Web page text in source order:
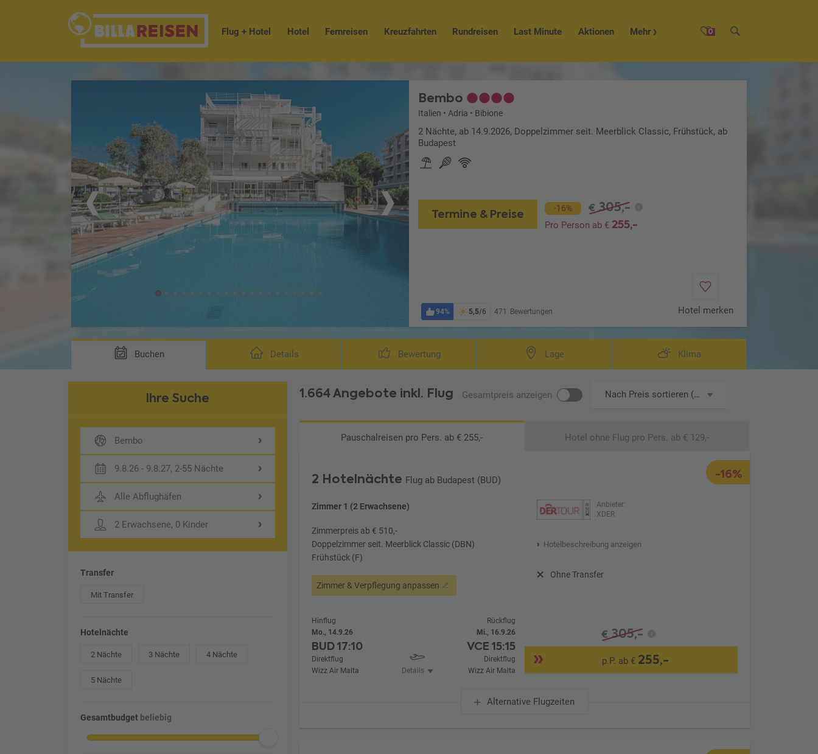
0
Flug + Hotel Hotel Fernreisen Kreuzfahrten Rundreisen Last Minute Aktionen Mehr
Bembo
Italien • Adria • Bibione
2 Nächte, ab 14.9.2026, Doppelzimmer seit. Meerblick Classic, Frühstück, ab
Budapest
Termine & Preise -16% € 305,-
Pro Person ab €255,-
94% 5,5/6 471 Bewertungen Hotel merken
Buchen Details Bewertung Lage Klima
Ihre Suche
Bembo
9.8.26 - 9.8.27, 2-55 Nächte
Alle Abflughäfen
2 Erwachsene, 0 Kinder
Transfer
Mit Transfer
Hotelnächte
2 Nächte 3 Nächte 4 Nächte
5 Nächte
Gesamtbudget beliebig
1.664 Angebote inkl. Flug Gesamtpreis anzeigen Nach Preis sortieren (aufsteigend)
Pauschalreisen pro Pers. ab € 255,- Hotel ohne Flug pro Pers. ab € 129,-
-16%
2 Hotelnächte Flug ab Budapest (BUD)
Zimmer 1 (2 Erwachsene)
Zimmerpreis ab € 510,-
Doppelzimmer seit. Meerblick Classic (DBN)
Frühstück (F)
Zimmer & Verpflegung anpassen
Anbieter:
XDER
Hotelbeschreibung anzeigen
Ohne Transfer
Hinflug
Mo., 14.9.26
BUD17:10
Direktflug
Wizz Air Malta
Details
Rückflug
Mi., 16.9.26
VCE15:15
Direktflug
Wizz Air Malta
€ 305,-
p.P. ab € 255,-
Alternative Flugzeiten